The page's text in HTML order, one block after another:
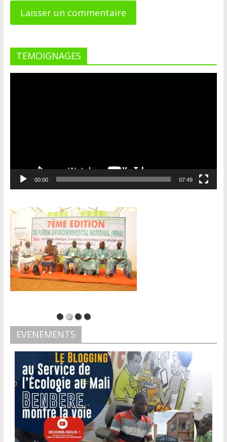
TEMOIGNAGES
00:00 07:49
EVENEMENTS